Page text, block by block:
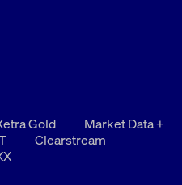
Gold
Market Data +
Clearstream